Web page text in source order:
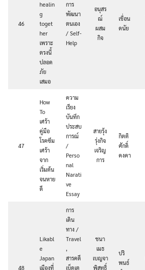
46
healin
g
toget
her
เพราะ
ตรงนี้
ปลอด
ภัย
เสมอ
การ
พัฒนา
ตนเอง
/ Self-
Help
อนุสร
ณ์
ผสม
กิจ
เขื่อน
ดนัย
47
How
To
เศร้า
คู่มือ
โรคซึม
เศร้า
จาก
เริ่มต้น
จนหาย
ดี
ความ
เรียง
บันทึก
ประสบ
การณ์
/
Perso
nal
Narati
ve
Essay
สายรุ้ง
รุ่งกิจ
เจริญ
การ
กิตติ
ศักดิ์
คงคา
48
Likabl
e
Japan
เมืองที่
การ
เดิน
ทาง /
Travel
,
สารคดี
เบ็ดเต
ชนา
เมธ
เบญจา
พิสุทธิ์
ปริ
พนธ์